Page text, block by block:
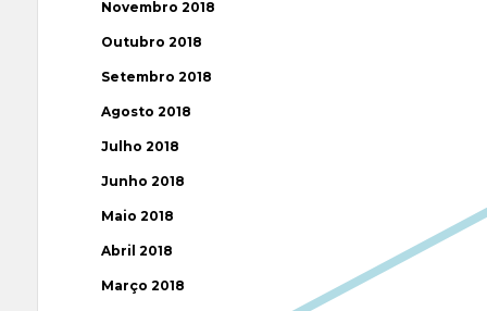
Novembro 2018
Outubro 2018
Setembro 2018
Agosto 2018
Julho 2018
Junho 2018
Maio 2018
Abril 2018
Março 2018